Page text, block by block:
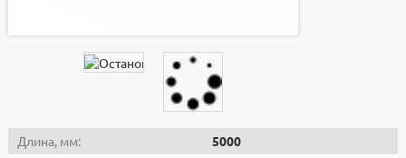
Длина, мм:
5000